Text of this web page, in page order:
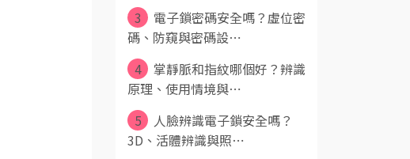
3
電子鎖密碼安全嗎？虛位密
碼、防窺與密碼設⋯
4
掌靜脈和指紋哪個好？辨識
原理、使用情境與⋯
5
人臉辨識電子鎖安全嗎？
3D、活體辨識與照⋯